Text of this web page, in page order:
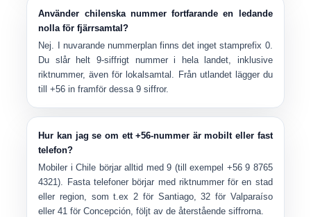
Använder chilenska nummer fortfarande en ledande
nolla för fjärrsamtal?
Nej. I nuvarande nummerplan finns detinget stamprefix 0.
Du slår helt 9-siffrigt nummer i hela landet, inklusive
riktnummer, även för lokalsamtal. Från utlandet lägger du
till +56 in framför dessa 9 siffror.
Hur kan jag se om ett +56-nummer är mobilt eller fast
telefon?
Mobiler i Chile börjar alltid med9 (till exempel +56 9 8765
4321). Fasta telefoner börjar med riktnummer för en stad
eller region, som t.ex2 för Santiago,32 för Valparaíso
eller41 för Concepción, följt av de återstående siffrorna.